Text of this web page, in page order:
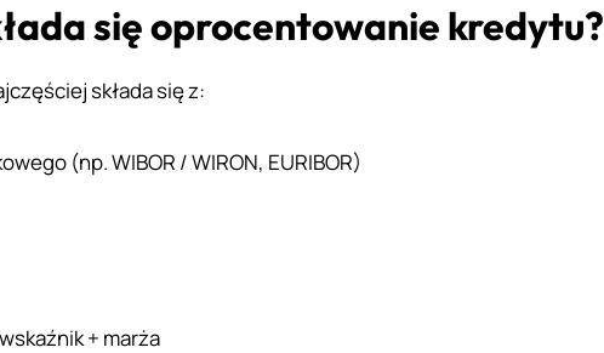
się oprocentowanie kredytu?
składa się z:
(np. WIBOR / WIRON, EURIBOR)
+ marża